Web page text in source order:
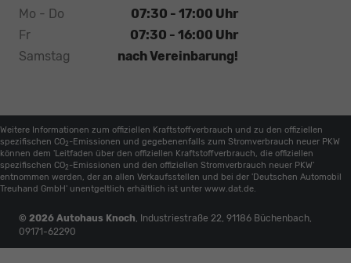
Mo - Do
07:30 - 17:00 Uhr
Fr
07:30 - 16:00 Uhr
Samstag
nach Vereinbarung!
Weitere Informationen zum offiziellen Kraftstoffverbrauch und zu den offiziellen
spezifischen CO2 -Emissionen und gegebenenfalls zum Stromverbrauch neuer PKW
können dem 'Leitfaden über den offiziellen Kraftstoffverbrauch, die offiziellen
spezifischen CO2 -Emissionen und den offiziellen Stromverbrauch neuer PKW'
entnommen werden, der an allen Verkaufsstellen und bei der 'Deutschen Automobil
Treuhand GmbH' unentgeltlich erhältlich ist unter www.dat.de.
© 2026 Autohaus Knoch, Industriestraße 22, 91186 Büchenbach,
09171-62290